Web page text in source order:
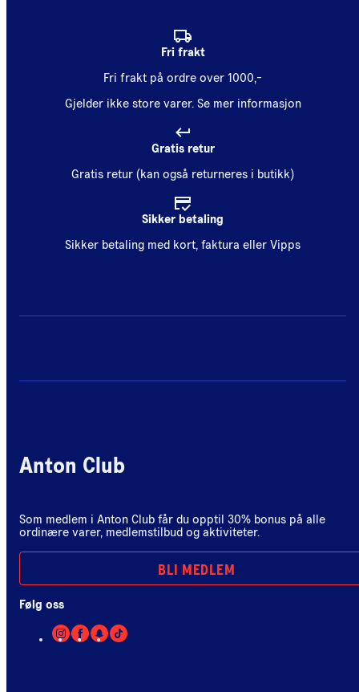
Fri frakt
Fri frakt på ordre over 1000,-
Gjelder ikke store varer. Se mer informasjon
Gratis retur
Gratis retur (kan også returneres i butikk)
Sikker betaling
Sikker betaling med kort, faktura eller Vipps
Anton Club
Som medlem i Anton Club får du opptil 30% bonus på alle
ordinære varer, medlemstilbud og aktiviteter.
BLI MEDLEM
Følg oss